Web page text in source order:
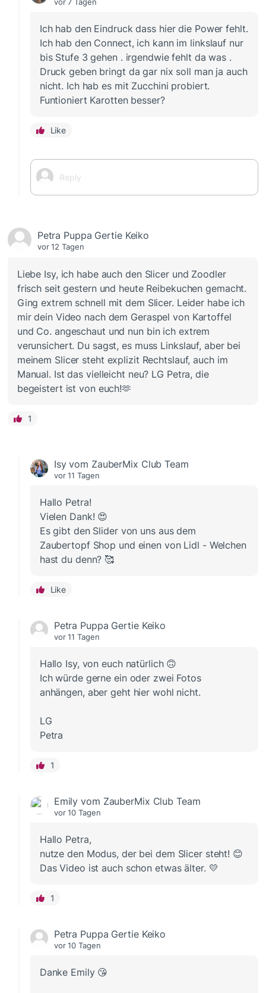
vor 7 Tagen
Ich hab den Eindruck dass hier die Power fehlt.
Ich hab den Connect, ich kann im linkslauf nur
bis Stufe 3 gehen . irgendwie fehlt da was .
Druck geben bringt da gar nix soll man ja auch
nicht. Ich hab es mit Zucchini probiert.
Funtioniert Karotten besser?
Like
Petra Puppa Gertie Keiko
vor 12 Tagen
Liebe Isy, ich habe auch den Slicer und Zoodler
frisch seit gestern und heute Reibekuchen gemacht.
Ging extrem schnell mit dem Slicer. Leider habe ich
mir dein Video nach dem Geraspel von Kartoffel
und Co. angeschaut und nun bin ich extrem
verunsichert. Du sagst, es muss Linkslauf, aber bei
meinem Slicer steht explizit Rechtslauf, auch im
Manual. Ist das vielleicht neu? LG Petra, die
begeistert ist von euch!🫶
1
Isy vom ZauberMix Club Team
vor 11 Tagen
Hallo Petra!
Vielen Dank! 😍
Es gibt den Slider von uns aus dem
Zaubertopf Shop und einen von Lidl - Welchen
hast du denn? 🥰
Like
Petra Puppa Gertie Keiko
vor 11 Tagen
Hallo Isy, von euch natürlich 🙃
Ich würde gerne ein oder zwei Fotos
anhängen, aber geht hier wohl nicht.
LG
Petra
1
Emily vom ZauberMix Club Team
vor 10 Tagen
Hallo Petra,
nutze den Modus, der bei dem Slicer steht! 😊
Das Video ist auch schon etwas älter. 💛
1
Petra Puppa Gertie Keiko
vor 10 Tagen
Danke Emily 😘